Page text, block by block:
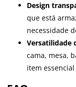
Design
que está
necessidade
Versatilidade
cama, mesa,
item